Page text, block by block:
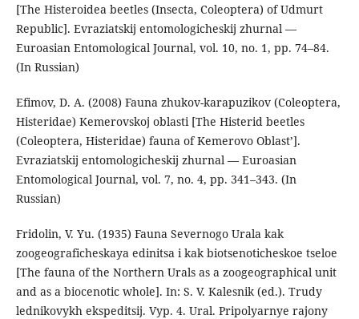
[The Histeroidea beetles (Insecta, Coleoptera) of Udmurt
Republic]. Evraziatskij entomologicheskij zhurnal —
Euroasian Entomological Journal, vol. 10, no. 1, рр. 74–84.
(In Russian)
Efimov, D. A. (2008) Fauna zhukov-karapuzikov (Coleoptera,
Histeridae) Kemerovskoj oblasti [The Histerid beetles
(Coleoptera, Histeridae) fauna of Kemerovo Oblast’].
Evraziatskij entomologicheskij zhurnal — Euroasian
Entomological Journal, vol. 7, no. 4, рр. 341–343. (In
Russian)
Fridolin, V. Yu. (1935) Fauna Severnogo Urala kak
zoogeograficheskaya edinitsa i kak biotsenoticheskoe tseloe
[The fauna of the Northern Urals as a zoogeographical unit
and as a biocenotic whole]. In: S. V. Kalesnik (ed.). Trudy
lednikovykh ekspeditsij. Vyp. 4. Ural. Pripolyarnye rajony